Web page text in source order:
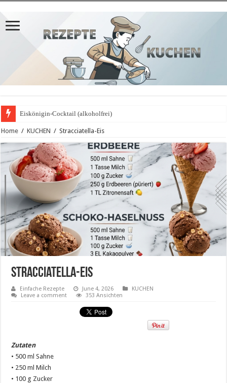
Eiskönigin-Cocktail (alkoholfrei)
Home / KUCHEN / Stracciatella-Eis
Stracciatella-Eis
Einfache Rezepte June 4, 2026
KUCHEN
Leave a comment
353 Ansichten
Zutaten
• 500 ml Sahne
• 250 ml Milch
• 100 g Zucker